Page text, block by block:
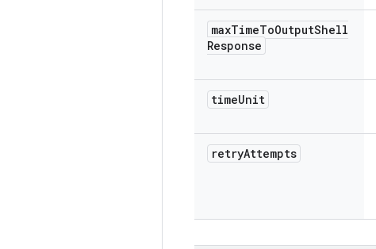
maxTimeToOutputShell
Response
timeUnit
retryAttempts